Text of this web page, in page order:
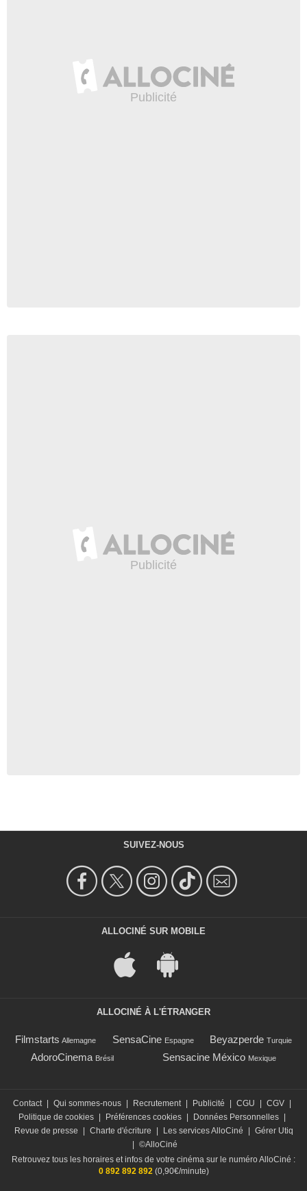
SUIVEZ-NOUS
ALLOCINÉ SUR MOBILE
ALLOCINÉ À L'ÉTRANGER
Filmstarts Allemagne SensaCine Espagne Beyazperde Turquie
AdoroCinema Brésil Sensacine México Mexique
Contact Qui sommes-nous Recrutement Publicité CGU CGV
Politique de cookies
Préférences cookies Données Personnelles
Revue de presse
Charte d'écriture Les services AlloCiné
Gérer Utiq
©AlloCiné
Retrouvez tous les horaires et infos de votre cinéma sur le numéro AlloCiné :
0 892 892 892(0,90€/minute)